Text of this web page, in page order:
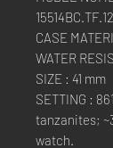
CASE
WATER
SIZE : 41 mm
SETTING :
tanzanites;
watch.